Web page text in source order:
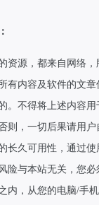
资源，都来自网络，
有内容及软件的文章
。不得将上述内容
则，一切后果请用户
长久可用性，通过
险与本站无关，您必
内，从您的电脑/手